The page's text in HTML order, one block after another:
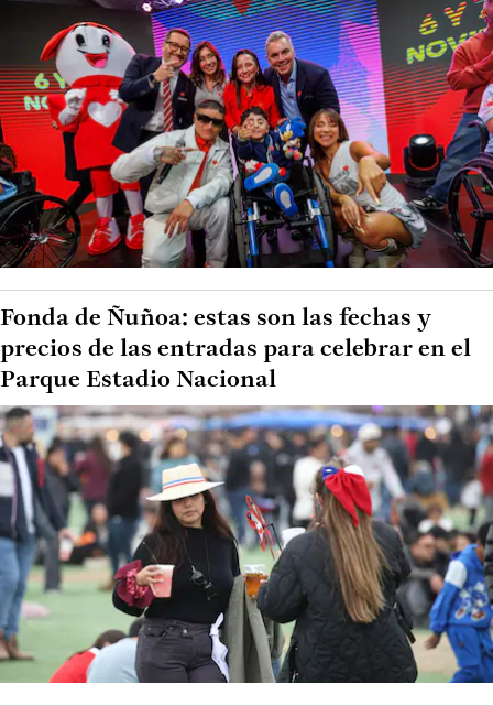
Fonda de Ñuñoa: estas son las fechas y
precios de las entradas para celebrar en el
Parque Estadio Nacional